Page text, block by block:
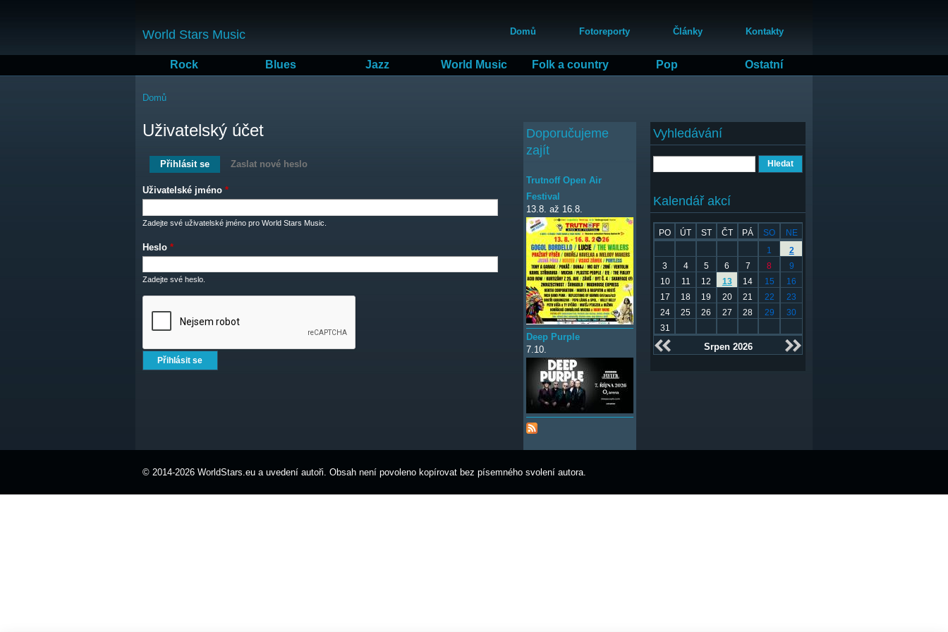
obsahu
World Stars Music Domů Fotoreporty Články Kontakty
Rock Blues Jazz World Music Folk a country Pop Ostatní
Jste zde
Domů
Uživatelský účet
Hlavní záložky
Přihlásit se (aktivní záložka)
Zaslat nové heslo
Uživatelské jméno *
Zadejte své uživatelské jméno pro World Stars Music.
Heslo *
Zadejte své heslo.
Vyhledávání
Kalendář akcí
PO ÚT ST ČT PÁ SO
NE
1
2
3
4 5 6 7 8
9
10
11 12 13 14 15
16
17
18 19 20 21 22
23
24
25 26 27 28 29
30
31
Srpen 2026
Doporučujeme
zajít
Trutnoff Open Air
Festival
13.8. až 16.8.
Deep Purple
7.10.
© 2014-2026 WorldStars.eu a uvedení autoři. Obsah není povoleno kopírovat bez písemného svolení autora.